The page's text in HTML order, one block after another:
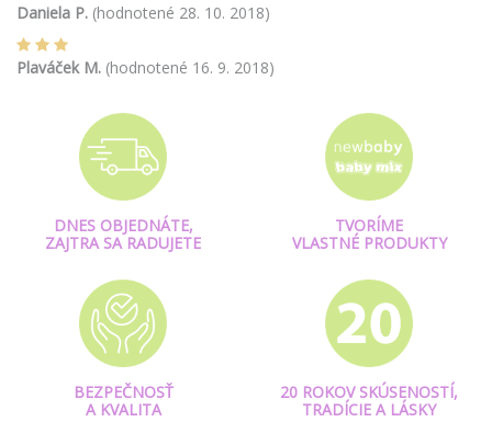
Daniela P. (hodnotené 28. 10. 2018)
Plaváček M. (hodnotené 16. 9. 2018)
DNES OBJEDNÁTE,
ZAJTRA SA RADUJETE
TVORÍME
VLASTNÉ PRODUKTY
BEZPEČNOSŤ
A KVALITA
20 ROKOV SKÚSENOSTÍ,
TRADÍCIE A LÁSKY